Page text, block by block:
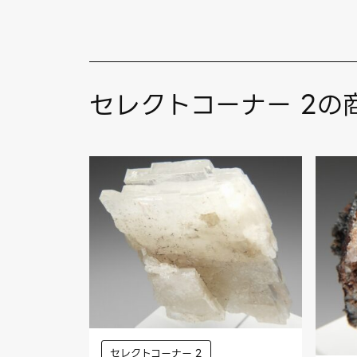
セレクトコーナー 2の
セレクトコーナー 2